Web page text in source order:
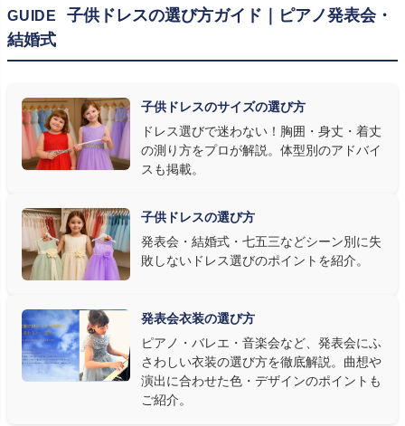
② 舞台で映える色・楽器に合うデザインを選ぶ
発表会の舞台は照明が強く、客席からは意外と色味が飛んで見え
ます。ネイビー・ブラック・深みのあるジュエルカラーはホールの照
す。またピアノ演奏なら落ち着いたシックなトーン、バイオリンやソ
ロ演奏なら華やかで視線を集めるデザイン、合唱やアンサンブル
なら衣装同士が調和するクラシカルな色合い、と演目に合わせた
③ 演奏の動きを妨げない設計か確認する
発表会ドレス選びで見落とされがちなのが"動きやすさ"です。ピ
アノならペダル操作を妨げない丈感、バイオリンなら弓を動かす
右腕のゆとり、管楽器なら胸元の締め付けがないこと——演奏の
質は衣装で変わります。Angel's Closetのレンタル衣装は、元ピ
アノ教師の店長が発表会・コンクールでのご使用を前提に厳選し
た商品
を多数ご用意しています。
GUIDE
子供ドレスの選び方ガイド｜ピアノ発表会・
結婚式
子供ドレスのサイズの選び方
ドレス選びで迷わない！胸囲・身丈・着丈
の測り方をプロが解説。体型別のアドバイ
スも掲載。
子供ドレスの選び方
発表会・結婚式・七五三などシーン別に失
敗しないドレス選びのポイントを紹介。
発表会衣装の選び方
ピアノ・バレエ・音楽会など、発表会にふ
さわしい衣装の選び方を徹底解説。曲想や
演出に合わせた色・デザインのポイントも
ご紹介。